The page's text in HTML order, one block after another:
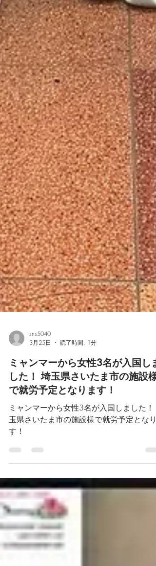
3月25日
読了時間: 1分
ミャンマーから女性3名が入国しま
した！ 埼玉県さいたま市の施設様
で就労予定となります！
ミャンマーから女性3名が入国しました！ 埼
す！